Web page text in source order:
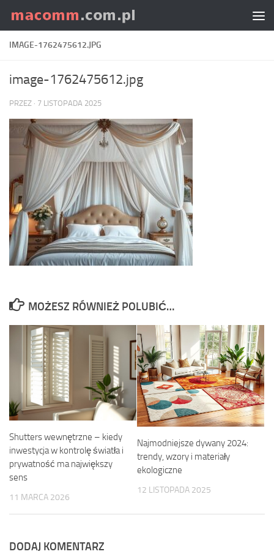
Skip to content
IMAGE-1762475612.JPG
image-1762475612.jpg
PRZEZ · 7 LISTOPADA 2025
MOŻESZ RÓWNIEŻ POLUBIĆ…
Shutters wewnętrzne – kiedy
inwestycja w kontrolę światła i
prywatność ma największy
sens
11 MARCA 2026
Najmodniejsze dywany 2024:
trendy, wzory i materiały
ekologiczne
12 LISTOPADA 2025
DODAJ KOMENTARZ